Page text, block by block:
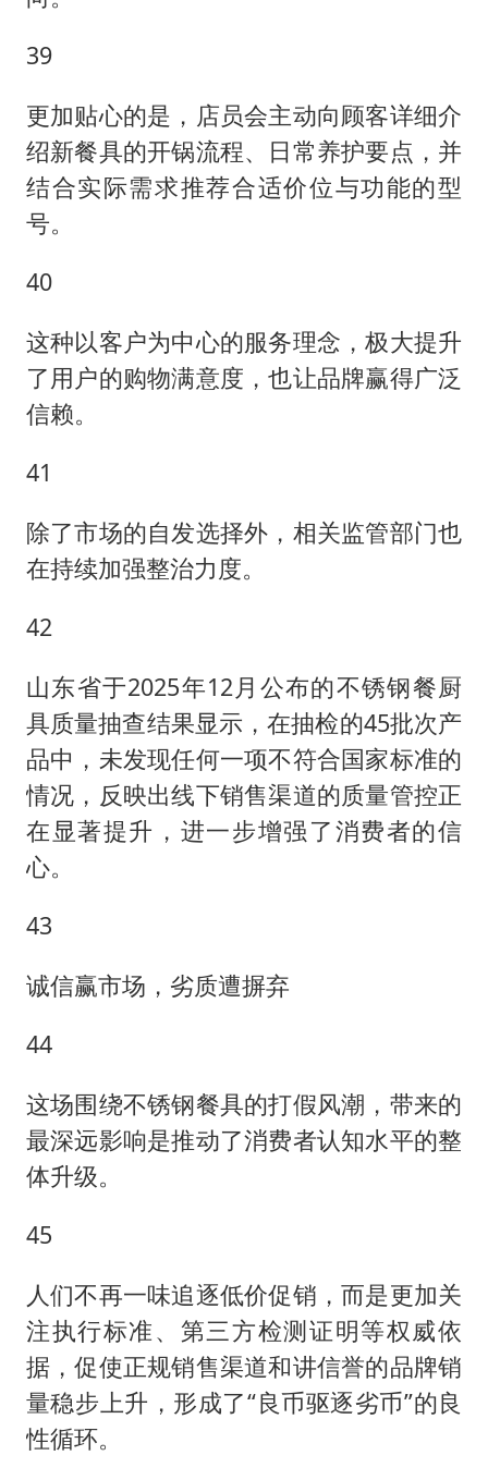
39
更加贴心的是，店员会主动向顾客详细介
绍新餐具的开锅流程、日常养护要点，并
结合实际需求推荐合适价位与功能的型
号。
40
这种以客户为中心的服务理念，极大提升
了用户的购物满意度，也让品牌赢得广泛
信赖。
41
除了市场的自发选择外，相关监管部门也
在持续加强整治力度。
42
山东省于2025年12月公布的不锈钢餐厨
具质量抽查结果显示，在抽检的45批次产
品中，未发现任何一项不符合国家标准的
情况，反映出线下销售渠道的质量管控正
在显著提升，进一步增强了消费者的信
心。
43
诚信赢市场，劣质遭摒弃
44
这场围绕不锈钢餐具的打假风潮，带来的
最深远影响是推动了消费者认知水平的整
体升级。
45
人们不再一味追逐低价促销，而是更加关
注执行标准、第三方检测证明等权威依
据，促使正规销售渠道和讲信誉的品牌销
量稳步上升，形成了“良币驱逐劣币”的良
性循环。